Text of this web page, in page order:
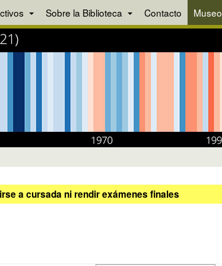
Sobre la Biblioteca Contacto Museo
a cursada ni rendir exámenes finales